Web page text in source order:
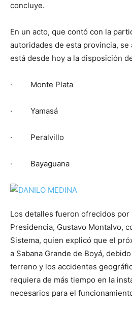
concluye.
En un acto, que contó con la
autoridades de esta provincia,
está desde hoy a la disposición
· Monte Plata
· Yamasá
· Peralvillo
· Bayaguana
Los detalles fueron ofrecidos
Presidencia, Gustavo Montalvo,
Sistema, quien explicó que el
a Sabana Grande de Boyá,
terreno y los accidentes
requiera de más tiempo en la
necesarios para el